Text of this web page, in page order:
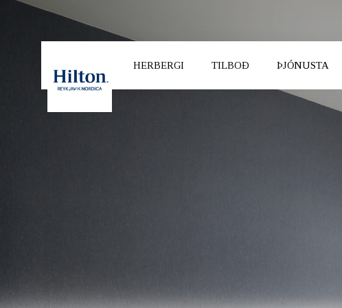
HERBERGI TILBOÐ ÞJÓNUSTA